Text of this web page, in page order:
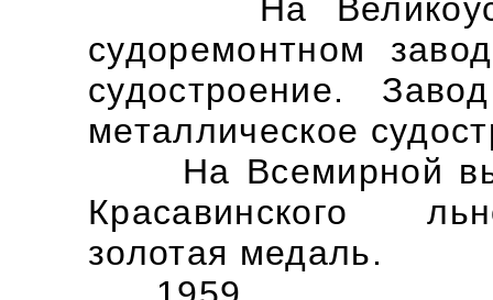
На
судоремонтном
судостроение.
металлическое
На Всемирной
Красавинского
золотая медаль.